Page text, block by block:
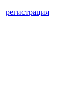
| регистрация |